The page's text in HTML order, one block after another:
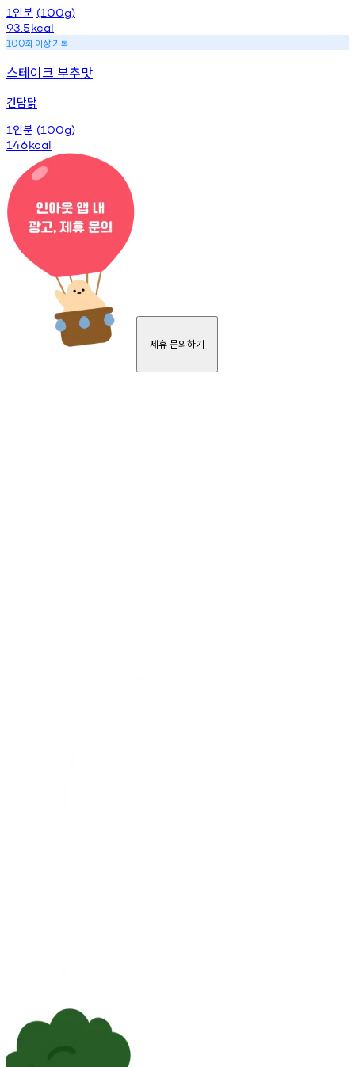
1 인분 (100g)
93.5kcal
100회 이상기록
스테이크 부추맛
건담닭
1 인분 (100g)
146kcal
제휴 문의하기